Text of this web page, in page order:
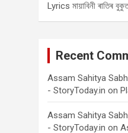
Lyrics মায়াবিনী ৰাতিৰ
Recent
Assam Sahitya
- StoryToday.in on
Assam Sahitya
- StoryToday.in on